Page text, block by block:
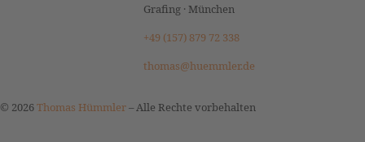
Grafing · München
+49 (157) 879 72 338
thomas@huemmler.de
© 2026Thomas Hümmler–Alle Rechte vorbehalten